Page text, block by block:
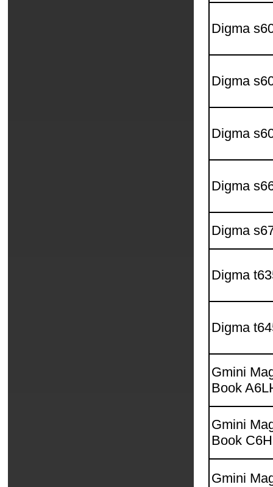
Digma
Digma
Digma
Digma
Digma
Digma
Digma
Gmini
Book
Gmini
Book
Gmini